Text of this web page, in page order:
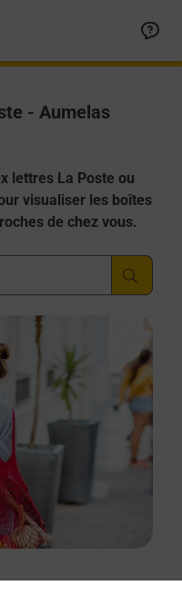
- Aumelas
lettres La Poste ou
visualiser les boîtes
de chez vous.